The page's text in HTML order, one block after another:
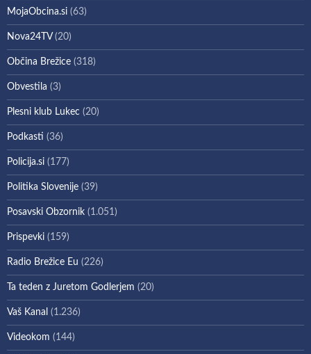
MojaObcina.si (63)
Nova24TV(20)
Občina Brežice (318)
Obvestila (3)
Plesni klub Lukec (20)
Podkasti (36)
Policija.si (177)
Politika Slovenije (39)
Posavski Obzornik (1.051)
Prispevki (159)
Radio Brežice Eu (226)
Ta teden z Juretom Godlerjem (20)
Vaš Kanal (1.236)
Videokom (144)